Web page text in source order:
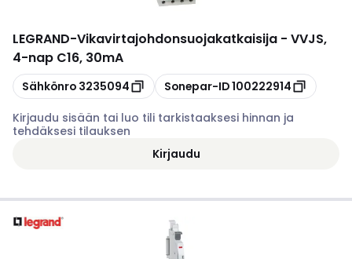
LEGRAND-Vikavirtajohdonsuojakatkaisija - VVJS,
4-nap C16, 30mA
Kopioi
Sähkönro 3235094 Kopioi
Sonepar-ID100222914
Kirjaudu sisään tai luo tili tarkistaaksesi hinnan ja
tehdäksesi tilauksen
Kirjaudu